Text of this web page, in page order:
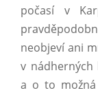
počasí v
neobjeví ani
v nádherných
a o to